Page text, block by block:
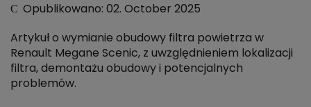
Opublikowano: 02. October 2025
Artykuł o wymianie obudowy filtra powietrza w
Renault Megane Scenic, z uwzględnieniem lokalizacji
filtra, demontażu obudowy i potencjalnych
problemów.